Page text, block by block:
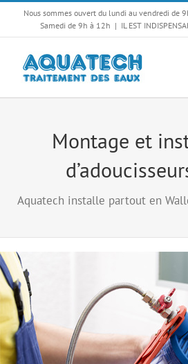
Passer
contenu
Nous sommes ouvert du lundi au vendredi de
Samedi de 9h à 12h | IL EST
Montage et
Aquatech installe partout en